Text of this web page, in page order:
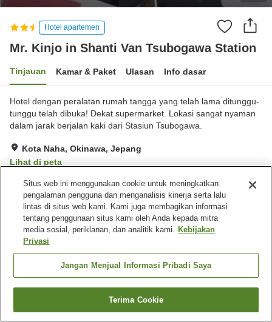
Hotel apartemen
Mr. Kinjo in Shanti Van Tsubogawa Station
Tinjauan Kamar & Paket Ulasan Info dasar
Hotel dengan peralatan rumah tangga yang telah lama ditunggu-
tunggu telah dibuka! Dekat supermarket. Lokasi sangat nyaman
dalam jarak berjalan kaki dari Stasiun Tsubogawa.
Kota Naha, Okinawa, Jepang
Lihat di peta
Baik Ulasan:44
Fasilitas properti
Tempat parkir
Jepang Okinawa
Kota Naha
Mr. Kinjo in Shanti Van Tsubogawa Station
Cari kamar
Situs web ini menggunakan cookie untuk meningkatkan
pengalaman pengguna dan menganalisis kinerja serta lalu
lintas di situs web kami. Kami juga membagikan informasi
tentang penggunaan situs kami oleh Anda kepada mitra
media sosial, periklanan, dan analitik kami. Kebijakan
Privasi
Jangan Menjual Informasi Pribadi Saya
Terima Cookie